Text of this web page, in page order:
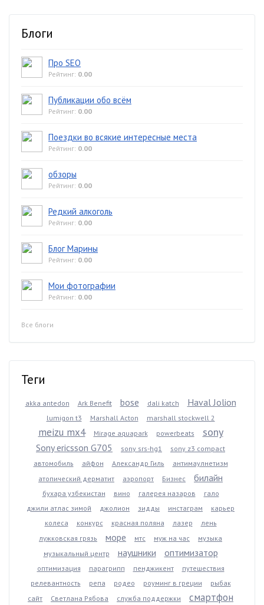
Блоги
Про SEO
Рейтинг: 0.00
Публикации обо всём
Рейтинг: 0.00
Поездки во всякие интересные места
Рейтинг: 0.00
обзоры
Рейтинг: 0.00
Редкий алкоголь
Рейтинг: 0.00
Блог Марины
Рейтинг: 0.00
Мои фотографии
Рейтинг: 0.00
Все блоги
Теги
akka antedon Ark Benefit bose dali katch Haval Jolion
lumigon t3 Marshall Acton marshall stockwell 2
meizu mx4 Mirage aquapark powerbeats sony
Sony ericsson G705 sony srs-hg1
sony z3 compact
автомобиль
айфон Александр Гиль
антимаулнетизм
атопический дерматит
аэропорт Бизнес билайн
бухара узбекистан вино галерея назаров
гало
джили атлас зимой
джолион зидды инстаграм
карьер
колеса
конкурс красная поляна лазер
лень
лужковская грязь
море мтс муж на час
музыка
музыкальный центр
наушники оптимизатор
оптимизация парагрипп пенджикент
путешествия
релевантность
репа родео роуминг в греции
рыбак
сайт
Светлана Рябова служба поддержки смартфон